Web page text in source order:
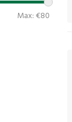
Max: €80